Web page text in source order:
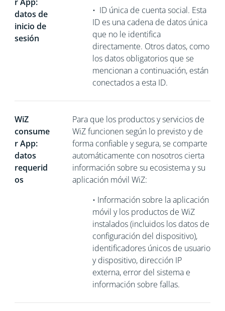
datos de
inicio de
sesión
• ID única de cuenta social. Esta
ID es una cadena de datos única
que no le identifica
directamente. Otros datos, como
los datos obligatorios que se
mencionan a continuación, están
conectados a esta ID.
WiZ
consume
r App:
datos
requerid
os
Para que los productos y servicios de
WiZ funcionen según lo previsto y de
forma confiable y segura, se comparte
automáticamente con nosotros cierta
información sobre su ecosistema y su
aplicación móvil WiZ:
• Información sobre la aplicación
móvil y los productos de WiZ
instalados (incluidos los datos de
configuración del dispositivo),
identificadores únicos de usuario
y dispositivo, dirección IP
externa, error del sistema e
información sobre fallas.